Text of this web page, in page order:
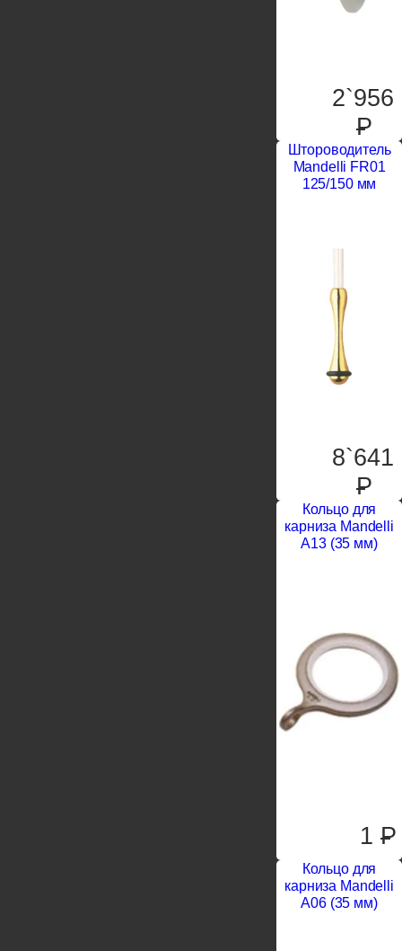
2`956
P
Штороводитель
Mandelli FR01
125/150 мм
8`641
P
Кольцо для
карниза Mandelli
A13 (35 мм)
1P
Кольцо для
карниза Mandelli
A06 (35 мм)